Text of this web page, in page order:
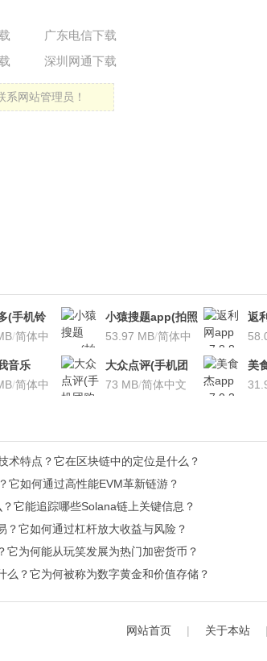
广东电信下载
深圳网通下载
系网站管理员！
(手机铃
安
/简体中
小猿搜题app(拍照
搜题利器)V9.7.2安
53.97 MB/简体中
返
安
音乐
安卓版
/简体中
大众点评(手机团
购软件)V10.18.4
73 MB/简体中文
美
安
术特点？它在区块链中的定位是什么？
它如何通过高性能EVM革新链游？
它能追踪哪些Solana链上关键信息？
？它如何通过杠杆放大收益与风险？
它为何能从玩笑发展为热门加密货币？
么？它为何被称为数字黄金和价值存储？
网站首页 | 关于本站 |